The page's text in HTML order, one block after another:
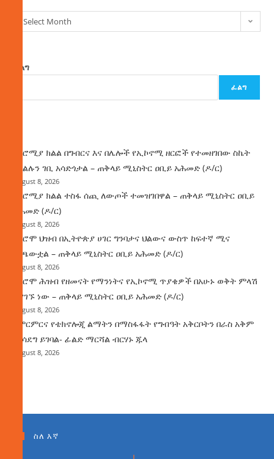
Select Month
ፈልግ
ፈልግ
በኦሮሚያ ክልል በግብርና እና በሌሎች የኢኮኖሚ ዘርፎች የተመዘገበው ስኬት
የክልሉን ገቢ አሳድጎታል – ጠቅላይ ሚኒስትር ዐቢይ አሕመድ (ዶ/ር)
August 8, 2026
በኦሮሚያ ክልል ተስፋ ሰጪ ለውጦች ተመዝገበዋል – ጠቅላይ ሚኒስትር ዐቢይ
አሕመድ (ዶ/ር)
August 8, 2026
የኦሮሞ ህዝብ በኢትዮጵያ ሀገር ግንባታና ህልውና ውስጥ ከፍተኛ ሚና
ተጫውቷል – ጠቅላይ ሚኒስትር ዐቢይ አሕመድ (ዶ/ር)
August 8, 2026
የኦሮሞ ሕዝብ የዘመናት የማንነትና የኢኮኖሚ ጥያቄዎች በአሁኑ ወቅት ምላሽ
እያገኙ ነው – ጠቅላይ ሚኒስትር ዐቢይ አሕመድ (ዶ/ር)
August 8, 2026
የምርምርና የቴክኖሎጂ ልማትን በማስፋፋት የግብዓት አቅርቦትን በራስ አቅም
ማሳደግ ይገባል- ፊልድ ማርሻል ብርሃኑ ጁላ
August 8, 2026
ስለ እኛ